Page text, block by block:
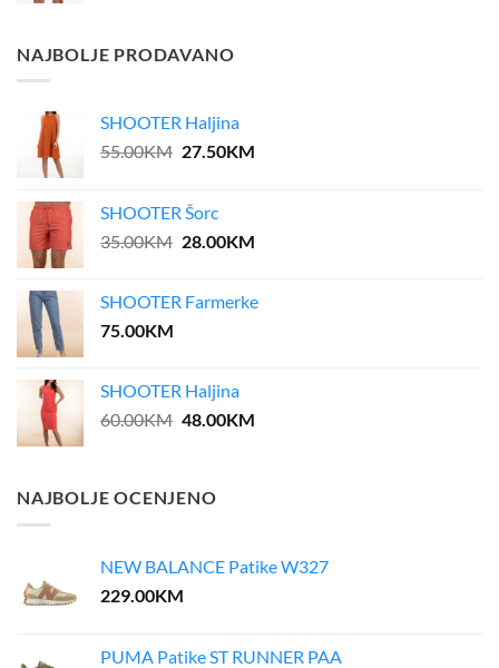
45.00KM.
NAJBOLJE PRODAVANO
SHOOTER Haljina
55.00KM Original
55.00KM.
27.50KMCurrent
SHOOTER Šorc
35.00KM Original
35.00KM.
28.00KMCurrent
28.00KM.
SHOOTER Farmerke
75.00KM
SHOOTER Haljina
60.00KM Original
60.00KM.
48.00KMCurrent
NAJBOLJE OCENJENO
NEW BALANCE Patike W327
229.00KM
PUMA Patike ST RUNNER PAA